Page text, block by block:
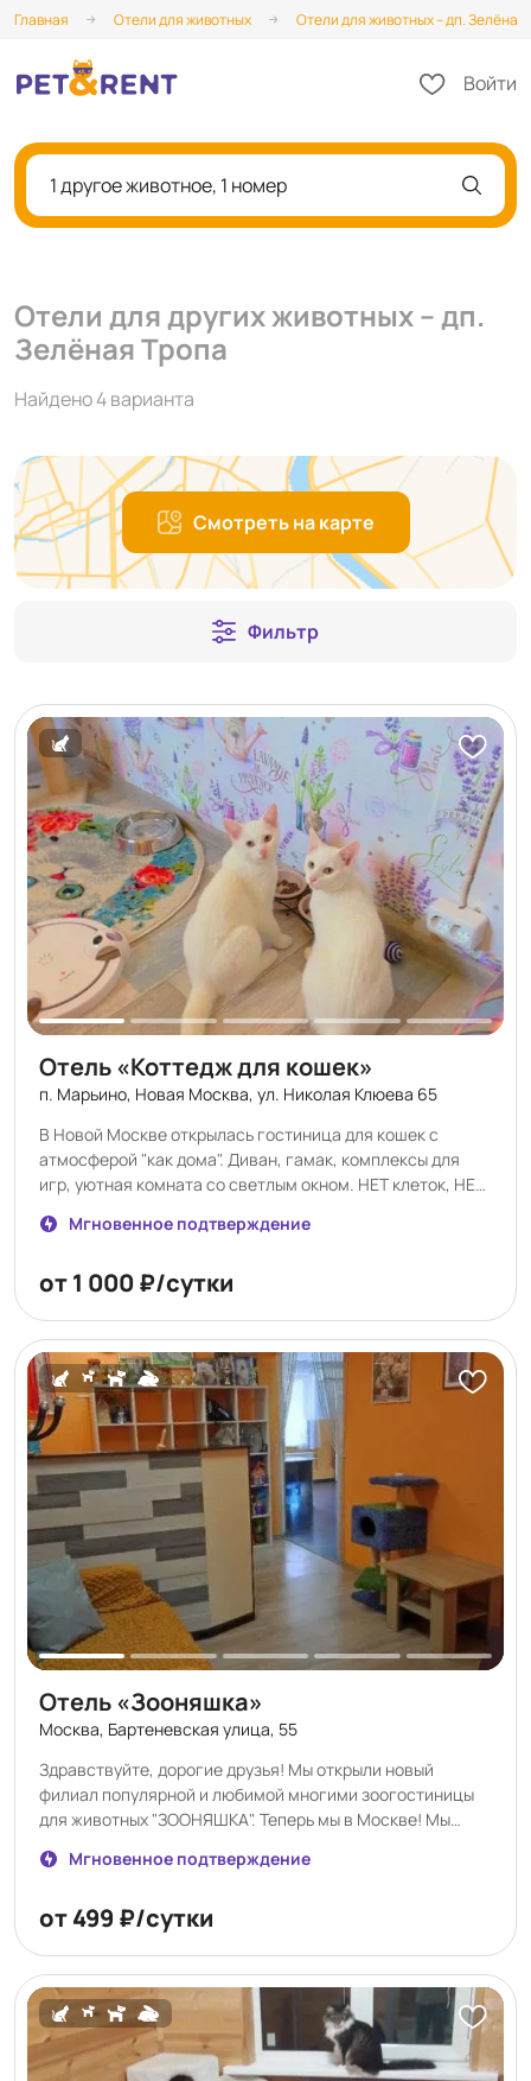
Главная Отели для животных Отели для животных – дп. Зелёная
Войти
1 другое животное, 1 номер
Отели для других животных – дп.
Зелёная Тропа
Найдено 4 варианта
Смотреть на карте
Фильтр
Отель «Коттедж для кошек»
п. Марьино, Новая Москва, ул. Николая Клюева 65
В Новой Москве открылась гостиница для кошек с
атмосферой "как дома". Диван, гамак, комплексы для
игр, уютная комната со светлым окном. НЕТ клеток, НЕТ
комфорта. www.cottedgecat.ru
Мгновенное подтверждение
от 1 000 ₽/сутки
Отель «Зооняшка»
Москва, Бартеневская улица, 55
Здравствуйте, дорогие друзья! Мы открыли новый
филиал популярной и любимой многими зоогостиницы
для животных "ЗООНЯШКА". Теперь мы в Москве! Мы
и заботой. Тем, кто не успеет забронировать в новом
загородном отеле, в котором собачки могут резвиться
Договор на вет обслуживание с ветеринарной клиникой.
Принимаем кошек/собачек с вет паспортами,
прививками (либо свежие анализы на инфекции) ,
обработанные от глистов и паразитов. 🐱🐶🐧 Добро
пожаловать, милые няшки! 🤗
Мгновенное подтверждение
от 499 ₽/сутки